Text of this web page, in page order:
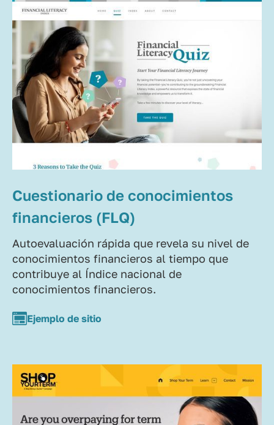
Cuestionario de conocimientos
financieros (FLQ)
Autoevaluación rápida que revela su nivel de
conocimientos financieros al tiempo que
contribuye al Índice nacional de
conocimientos financieros.
Ejemplo de sitio